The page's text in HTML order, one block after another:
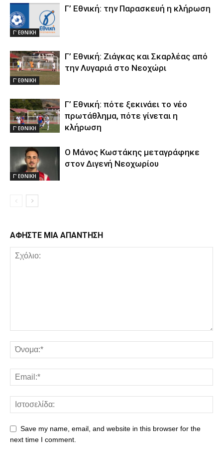
Γ' ΕΘΝΙΚΗ
Γ’ Εθνική: την Παρασκευή η κλήρωση
Γ' ΕΘΝΙΚΗ
Γ’ Εθνική: Ζιάγκας και Σκαρλέας από
την Λυγαριά στο Νεοχώρι
Γ' ΕΘΝΙΚΗ
Γ’ Εθνική: πότε ξεκινάει το νέο
πρωτάθλημα, πότε γίνεται η
κλήρωση
Γ' ΕΘΝΙΚΗ
Ο Μάνος Κωστάκης μεταγράφηκε
στον Διγενή Νεοχωρίου
ΑΦΗΣΤΕ ΜΙΑ ΑΠΑΝΤΗΣΗ
Save my name, email, and website in this browser for the
next time I comment.